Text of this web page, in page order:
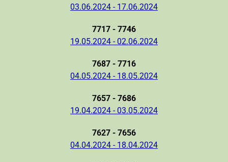
03.06.2024 - 17.06.2024
7717 - 7746
19.05.2024 - 02.06.2024
7687 - 7716
04.05.2024 - 18.05.2024
7657 - 7686
19.04.2024 - 03.05.2024
7627 - 7656
04.04.2024 - 18.04.2024